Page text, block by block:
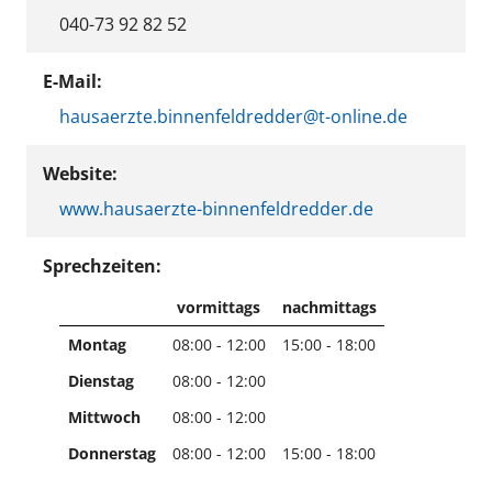
040-73 92 82 52
E-Mail:
hausaerzte.binnenfeldredder@t-online.de
Website:
www.hausaerzte-binnenfeldredder.de
Sprechzeiten:
vormittags
nachmittags
Montag
08:00 - 12:00
15:00 - 18:00
Dienstag
08:00 - 12:00
Mittwoch
08:00 - 12:00
Donnerstag
08:00 - 12:00
15:00 - 18:00